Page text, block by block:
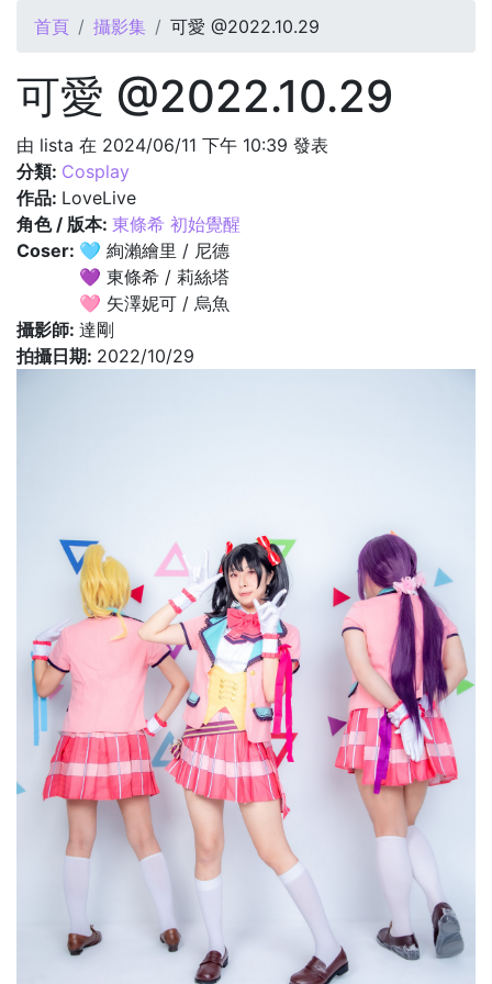
您在這裡
首頁 攝影集 可愛 @2022.10.29
可愛 @2022.10.29
由 lista 在 2024/06/11 下午 10:39 發表
分類: Cosplay
作品: LoveLive
角色 / 版本: 東條希 初始覺醒
Coser: 🩵 絢瀨繪里 / 尼德
💜 東條希 / 莉絲塔
🩷 矢澤妮可 / 烏魚
攝影師: 達剛
拍攝日期: 2022/10/29